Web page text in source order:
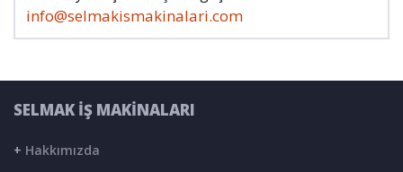
info@selmakismakinalari.com
SELMAK İŞ MAKİNALARI
+ Hakkımızda